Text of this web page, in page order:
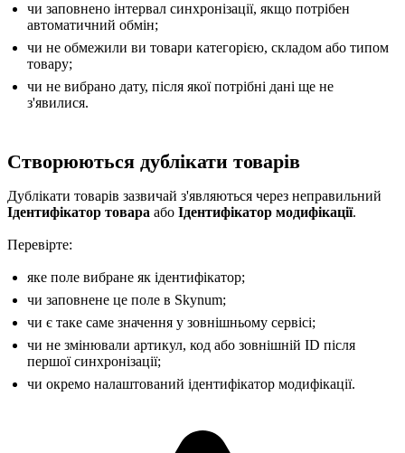
чи заповнено інтервал синхронізації, якщо потрібен
автоматичний обмін;
чи не обмежили ви товари категорією, складом або типом
товару;
чи не вибрано дату, після якої потрібні дані ще не
з'явилися.
Створюються дублікати товарів
Дублікати товарів зазвичай з'являються через неправильний
Ідентифікатор товара або Ідентифікатор модифікації.
Перевірте:
яке поле вибране як ідентифікатор;
чи заповнене це поле в Skynum;
чи є таке саме значення у зовнішньому сервісі;
чи не змінювали артикул, код або зовнішній ID після
першої синхронізації;
чи окремо налаштований ідентифікатор модифікації.